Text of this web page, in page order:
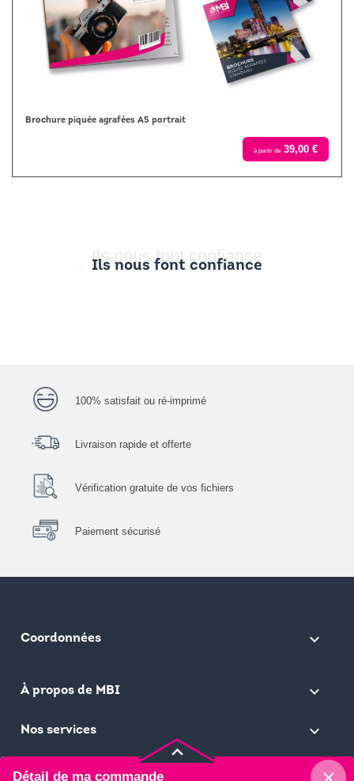
keyboard_arrow_up
Détail de ma commande
Brochure piquée agrafées A5 portrait
à partir de 39,00 €
Ils nous font confiance
Ils nous font confiance
100% satisfait ou ré-imprimé
Livraison rapide et offerte
Vérification gratuite de vos fichiers
Paiement sécurisé
Coordonnées keyboard_arrow_down
À propos de MBI 
Nos services 